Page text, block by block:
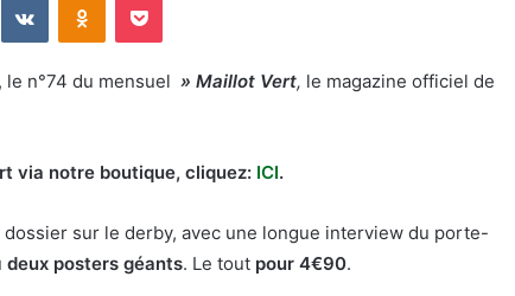
le n°74 du mensuel » Maillot Vert, le magazine officiel de
via notre boutique, cliquez: ICI.
sur le derby, avec une longue interview du porte-
deux posters géants. Le tout pour 4€90.